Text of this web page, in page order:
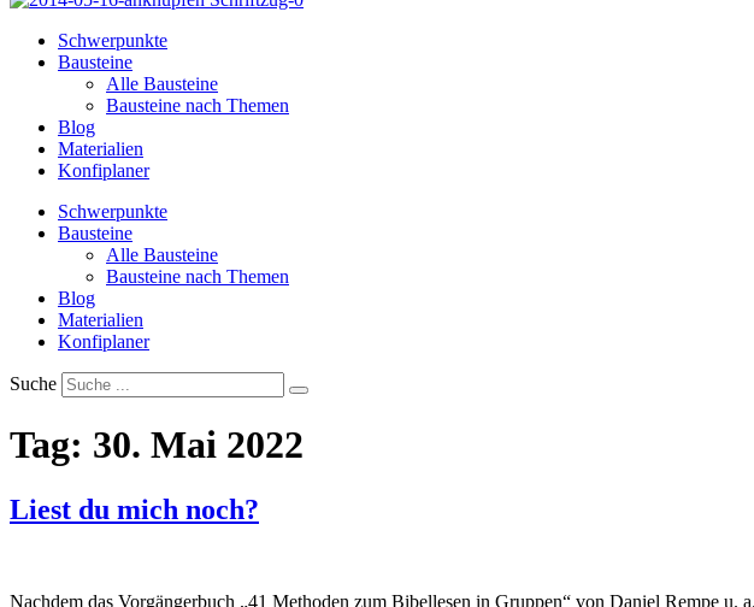
Schwerpunkte
Bausteine
Alle Bausteine
Bausteine nach Themen
Blog
Materialien
Konfiplaner
Schwerpunkte
Bausteine
Alle Bausteine
Bausteine nach Themen
Blog
Materialien
Konfiplaner
Suche
Tag: 30. Mai 2022
Liest du mich noch?
Nachdem das Vorgängerbuch „41 Methoden zum Bibellesen in Gruppen“ von Daniel Rempe